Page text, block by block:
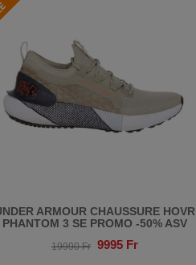
ARMOUR CHAUSSURE HOVR
PHANTOM 3 SE PROMO -50% ASV
19990Fr 9995 Fr